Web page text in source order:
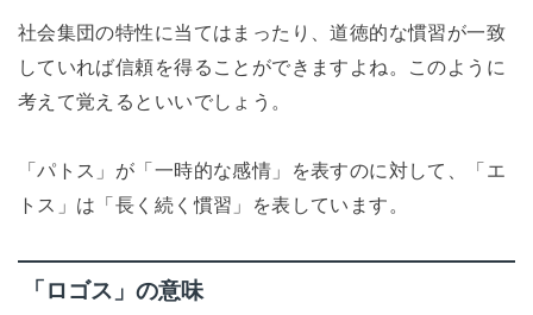
社会集団の特性に当てはまったり、道徳的な慣習が一致
していれば信頼を得ることができますよね。このように
考えて覚えるといいでしょう。
「パトス」が「一時的な感情」を表すのに対して、「エ
トス」は「長く続く慣習」を表しています。
「ロゴス」の意味